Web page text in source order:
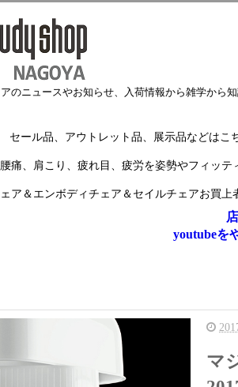
のニュースやお知らせ、入荷情報から雑学から知
セール品、アウトレット品、展示品などはこ
痛、肩こり、疲れ目、疲労を姿勢やフィッテ
ア＆エンボディチェア＆セイルチェアお買上
youtubeを
マ